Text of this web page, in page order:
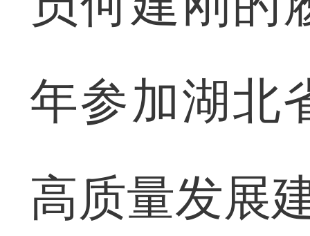
年参加湖北
高质量发展